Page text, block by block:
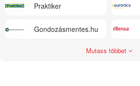
Praktiker
Gondozásmentes.hu
Mutass többet